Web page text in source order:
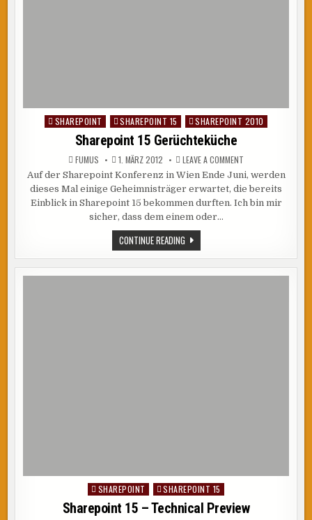
Posted
SHAREPOINT SHAREPOINT 15 SHAREPOINT 2010
Sharepoint 15 Gerüchteküche
FUMUS 1. MÄRZ 2012 LEAVE A COMMENT
15
GERÜCHTEKÜCHE
Auf der Sharepoint Konferenz in Wien Ende Juni, werden
dieses Mal einige Geheimnisträger erwartet, die bereits
Einblick in Sharepoint 15 bekommen durften. Ich bin mir
sicher, dass dem einem oder…
CONTINUE READINGSHAREPOINT
15
GERÜCHTEKÜCHE
Posted
SHAREPOINT SHAREPOINT 15
Sharepoint 15 – Technical Preview